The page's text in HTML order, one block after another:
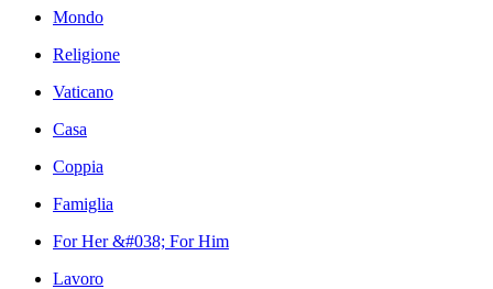
Mondo
Religione
Vaticano
Casa
Coppia
Famiglia
For Her &#038; For Him
Lavoro